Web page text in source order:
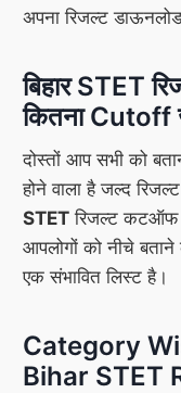
अपना रिजल्ट
बिहार STET
कितना Cutoff
दोस्तों आप सभी को
होने वाला है जल्द
STETरिजल्ट कटऑफ
आपलोगों को नीचे
एक संभावित लिस्ट है।
Category
Bihar STET